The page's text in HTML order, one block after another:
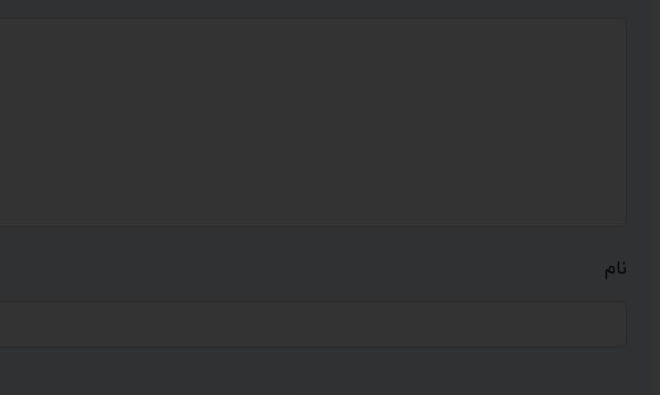
نام